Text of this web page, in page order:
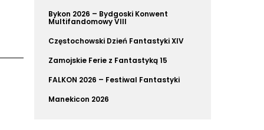
Bykon 2026 – Bydgoski Konwent
Multifandomowy VIII
Częstochowski Dzień Fantastyki XIV
Zamojskie Ferie z Fantastyką 15
FALKON 2026 – Festiwal Fantastyki
Manekicon 2026